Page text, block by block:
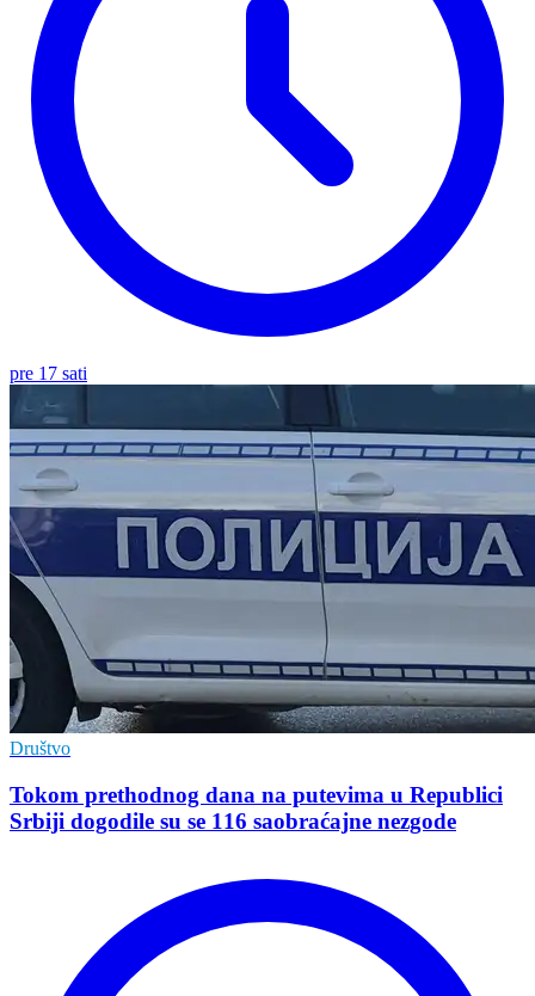
pre 17 sati
Društvo
Tokom prethodnog dana na putevima u Republici
Srbiji dogodile su se 116 saobraćajne nezgode